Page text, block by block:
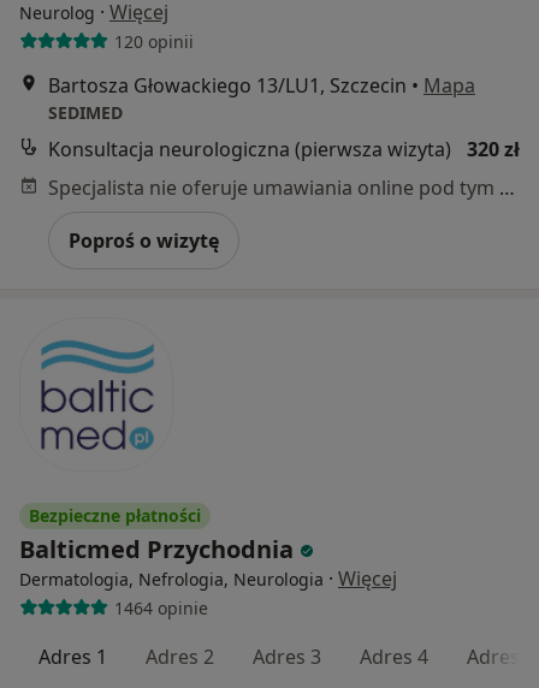
Neurolog · Więcej
120 opinii
Bartosza Głowackiego 13/LU1, Szczecin • Mapa
SEDIMED
Konsultacja neurologiczna (pierwsza wizyta)
320 zł
Specjalista nie oferuje umawiania online pod tym adresem.
Poproś o wizytę
Bezpieczne płatności
Balticmed Przychodnia
Dermatologia, Nefrologia, Neurologia · Więcej
1464 opinie
Adres 1 Adres 2 Adres 3 Adres 4 Adres 5